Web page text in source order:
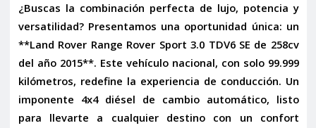
¿Buscas la combinación perfecta de lujo, potencia y
versatilidad? Presentamos una oportunidad única: un
**Land Rover Range Rover Sport 3.0 TDV6 SE de 258cv
del año 2015**. Este vehículo nacional, con solo 99.999
kilómetros, redefine la experiencia de conducción. Un
imponente 4x4 diésel de cambio automático, listo
para llevarte a cualquier destino con un confort